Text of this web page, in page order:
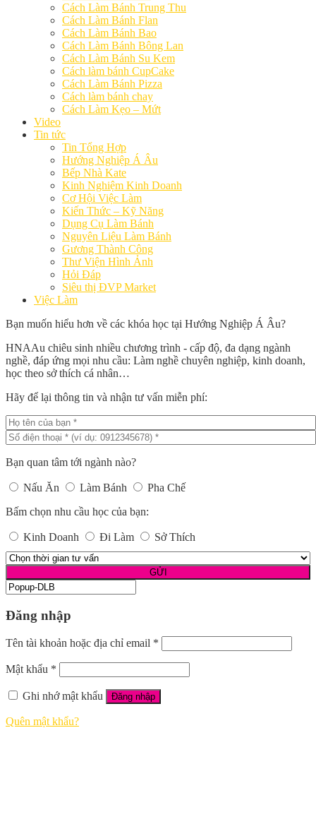
Cách Làm Bánh Trung Thu
Cách Làm Bánh Flan
Cách Làm Bánh Bao
Cách Làm Bánh Bông Lan
Cách Làm Bánh Su Kem
Cách làm bánh CupCake
Cách Làm Bánh Pizza
Cách làm bánh chay
Cách Làm Kẹo – Mứt
Video
Tin tức
Tin Tổng Hợp
Hướng Nghiệp Á Âu
Bếp Nhà Kate
Kinh Nghiệm Kinh Doanh
Cơ Hội Việc Làm
Kiến Thức – Kỹ Năng
Dụng Cụ Làm Bánh
Nguyên Liệu Làm Bánh
Gương Thành Công
Thư Viện Hình Ảnh
Hỏi Đáp
Siêu thị ĐVP Market
Việc Làm
Bạn muốn hiểu hơn về các khóa học tại Hướng Nghiệp Á Âu?
HNAAu chiêu sinh nhiều chương trình - cấp độ, đa dạng ngành
nghề, đáp ứng mọi nhu cầu: Làm nghề chuyên nghiệp, kinh doanh,
học theo sở thích cá nhân…
Hãy để lại thông tin và nhận tư vấn miễn phí:
Bạn quan tâm tới ngành nào?
Nấu Ăn Làm Bánh
Pha Chế
Bấm chọn nhu cầu học của bạn:
Kinh Doanh Đi Làm Sở Thích
Đăng nhập
Tên tài khoản hoặc địa chỉ email *
Mật khẩu *
Ghi nhớ mật khẩu Đăng nhập
Quên mật khẩu?